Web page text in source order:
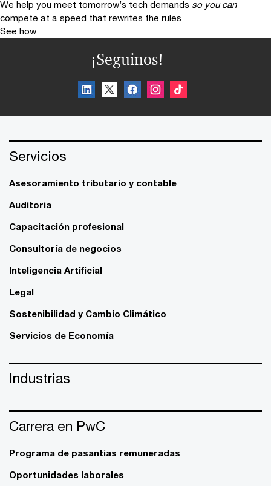
We help you meet tomorrow’s tech demands so you can
compete at a speed that rewrites the rules
See how
¡Seguinos!
Servicios
Asesoramiento tributario y contable
Auditoría
Capacitación profesional
Consultoría de negocios
Inteligencia Artificial
Legal
Sostenibilidad y Cambio Climático
Servicios de Economía
Industrias
Carrera en PwC
Programa de pasantías remuneradas
Oportunidades laborales